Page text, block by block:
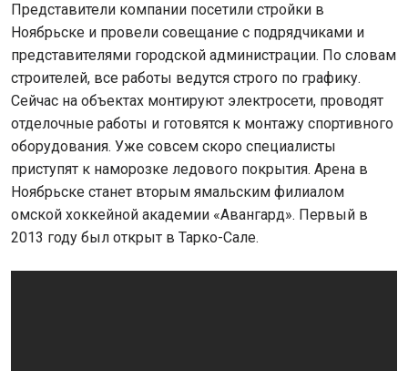
Представители компании посетили стройки в
Ноябрьске и провели совещание с подрядчиками и
представителями городской администрации. По словам
строителей, все работы ведутся строго по графику.
Сейчас на объектах монтируют электросети, проводят
отделочные работы и готовятся к монтажу спортивного
оборудования. Уже совсем скоро специалисты
приступят к наморозке ледового покрытия. Арена в
Ноябрьске станет вторым ямальским филиалом
омской хоккейной академии «Авангард». Первый в
2013 году был открыт в Тарко-Сале.